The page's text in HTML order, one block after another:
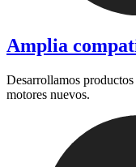
Amplia
Desarrollamos productos
motores nuevos.